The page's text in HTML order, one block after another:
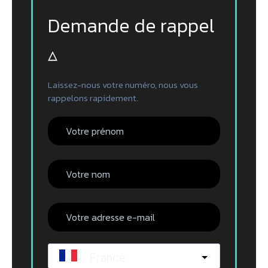
Demande de rappel
▵
Laissez-nous votre numéro, nous vous
rappelons rapidement.